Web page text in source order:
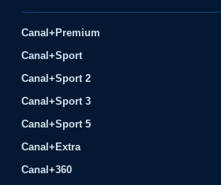
Canal+Premium
Canal+Sport
Canal+Sport 2
Canal+Sport 3
Canal+Sport 5
Canal+Extra
Canal+360